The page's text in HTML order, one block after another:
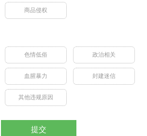
商品侵权
色情低俗 政治相关
血腥暴力 封建迷信
其他违规原因
提交